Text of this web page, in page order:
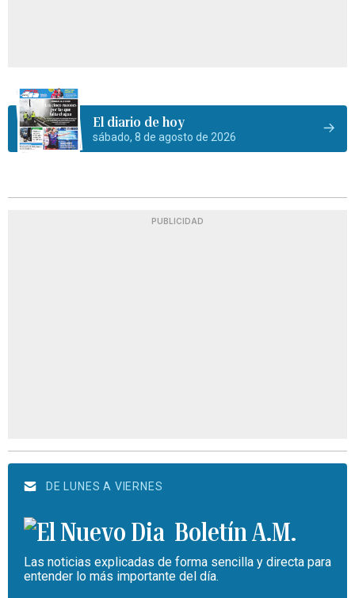
El diario de hoy
sábado, 8 de agosto de 2026
PUBLICIDAD
DE LUNES A VIERNES
Boletín A.M.
Las noticias explicadas de forma sencilla y directa para
entender lo más importante del día.